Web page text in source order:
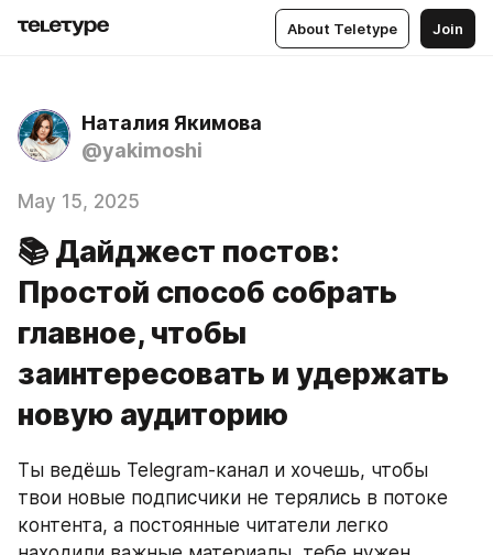
About Teletype Join
Наталия Якимова
@yakimoshi
May 15, 2025
📚 Дайджест постов:
Простой способ собрать
главное, чтобы
заинтересовать и удержать
новую аудиторию
Ты ведёшь Telegram-канал и хочешь, чтобы
твои новые подписчики не терялись в потоке
контента, а постоянные читатели легко